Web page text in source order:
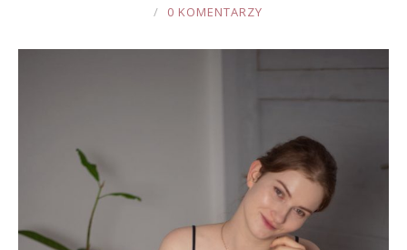
0 KOMENTARZY